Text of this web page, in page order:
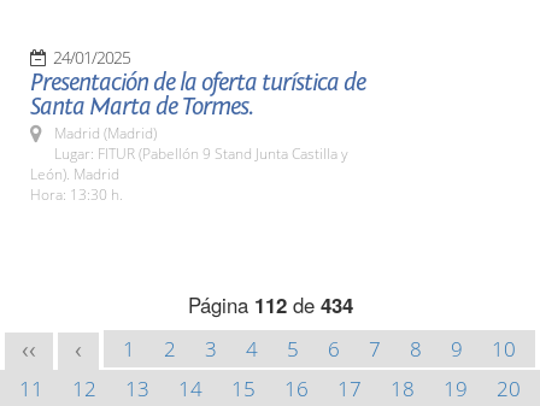
24/01/2025
Presentación de la oferta turística de
Santa Marta de Tormes.
Madrid (Madrid)
Lugar: FITUR (Pabellón 9 Stand Junta Castilla y
León). Madrid
Hora: 13:30 h.
Página 112de 434
<< < 1 2 3 4 5 6 7 8 9
10
11
12 13 14 15 16 17 18 19
20